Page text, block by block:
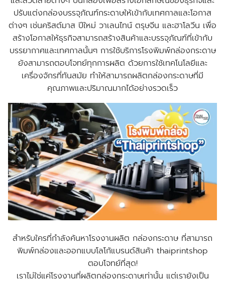
ปรับแต่งกล่องบรรจุภัณฑ์กระดาษให้เข้ากับเทศกาลและโอกาส
ต่างๆ เช่นคริสต์มาส ปีใหม่ วาเลนไทน์ ตรุษจีน และฮาโลวีน เพื่อ
สร้างโอกาสให้ธุรกิจสามารถสร้างสินค้าและบรรจุภัณฑ์ที่เข้ากับ
บรรยากาศและเทศกาลนั้นๆ การใช้บริการโรงพิมพ์กล่องกระดาษ
ยังสามารถตอบโจทย์ทุกการผลิต ด้วยการใช้เทคโนโลยีและ
เครื่องจักรที่ทันสมัย ทำให้สามารถผลิตกล่องกระดาษที่มี
คุณภาพและปริมาณมากได้อย่างรวดเร็ว
สำหรับใครที่กำลังค้นหาโรงงานผลิต กล่องกระดาษ ที่สามารถ
พิมพ์กล่องและออกแบบโลโก้แบรนด์สินค้า thaiprintshop
ตอบโจทย์ที่สุด!
เราไม่ใช่แค่โรงงานที่ผลิตกล่องกระดาษเท่านั้น แต่เรายังเป็น